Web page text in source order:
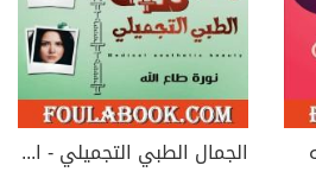
الجمال الطبي التجميلي - الجزء الثالث